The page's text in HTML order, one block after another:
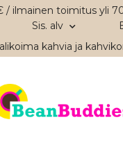
/ ilmainen toimitus yli
Sis. alv
kahvia ja